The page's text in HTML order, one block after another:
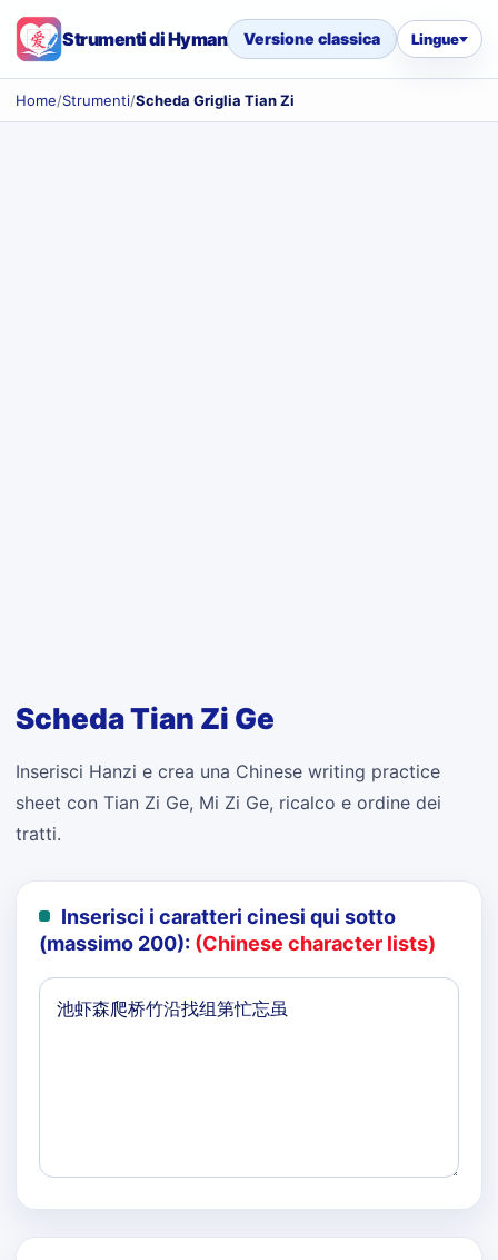
Strumenti di Hyman Versione classica Lingue
Home/Strumenti/Scheda Griglia Tian Zi
Scheda Tian Zi Ge
Inserisci Hanzi e crea una Chinese writing practice
sheet con Tian Zi Ge, Mi Zi Ge, ricalco e ordine dei
tratti.
Inserisci i caratteri cinesi qui sotto
(massimo 200): (Chinese character lists)